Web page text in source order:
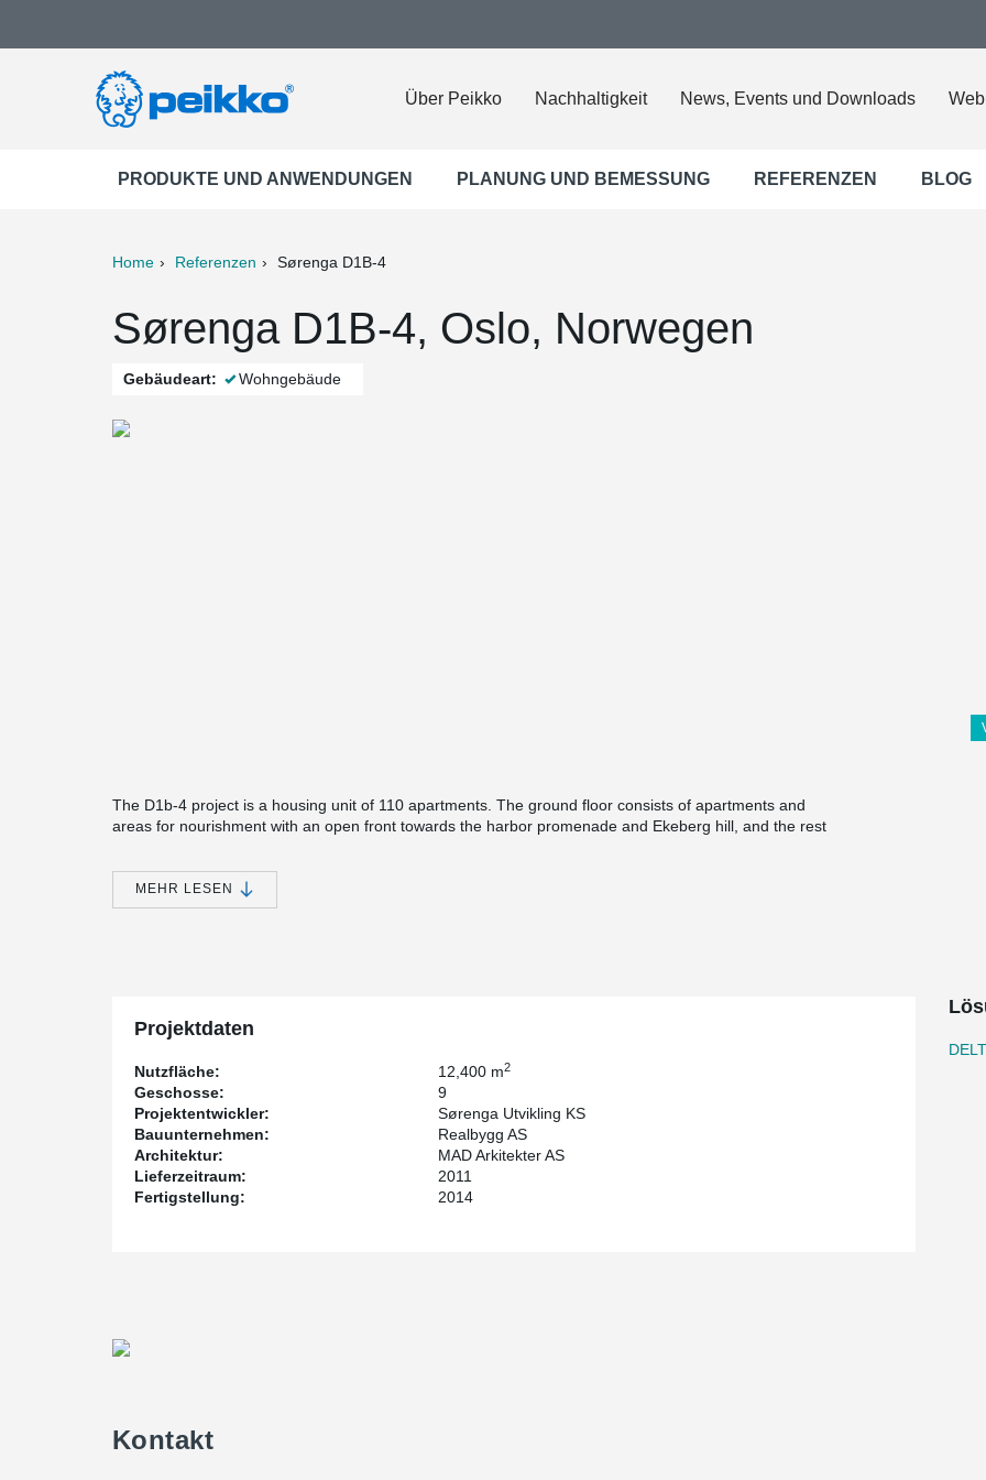
Über Peikko Nachhaltigkeit News, Events und Downloads
PRODUKTE UND ANWENDUNGEN PLANUNG UND BEMESSUNG REFERENZEN BLOG
Home Referenzen Sørenga D1B-4
Sørenga D1B-4, Oslo, Norwegen
Gebäudeart: Wohngebäude
The D1b-4 project is a housing unit of 110 apartments. The ground floor consists of apartments and
areas for nourishment with an open front towards the harbor promenade and Ekeberg hill, and the rest
courtyard. The top floor of the building consists of a shared roof terrace.
Peikko's DELTABEAM
MEHR LESEN
Projektdaten
Nutzfläche: 12,400 m2
Geschosse:
9
Projektentwickler:
Sørenga Utvikling KS
Bauunternehmen:
Realbygg AS
Architektur:
MAD Arkitekter AS
Lieferzeitraum:
2011
Fertigstellung:
2014
Kontakt